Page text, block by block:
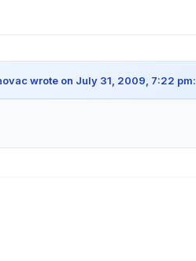
wrote on July 31, 2009, 7:22 pm: